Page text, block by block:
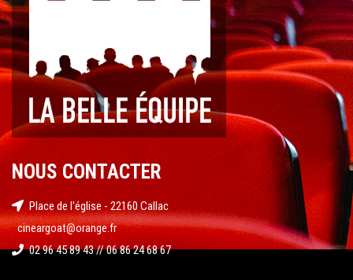
NOUS CONTACTER
Place de l'église - 22160 Callac
cineargoat@orange.fr
02 96 45 89 43 // 06 86 24 68 67